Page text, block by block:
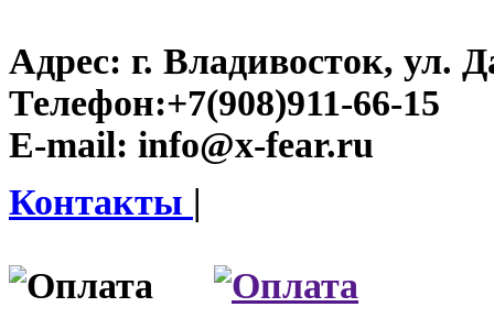
Адрес: г. Владивосток, ул.
Телефон:+7(908)911-66-15
E-mail: info@x-fear.ru
Контакты |